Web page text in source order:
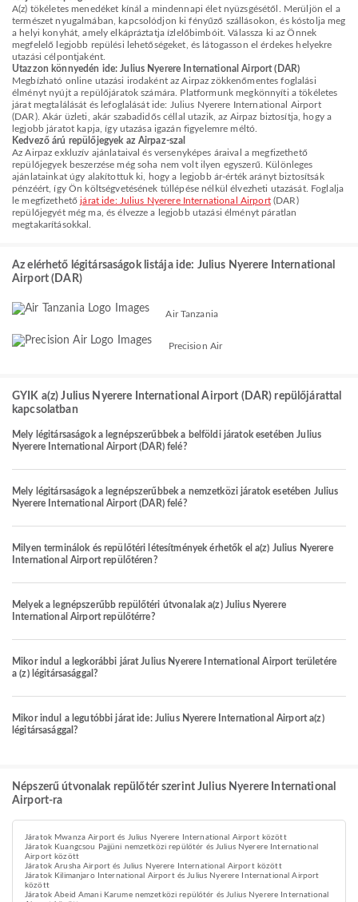
A(z) tökéletes menedéket kínál a mindennapi élet nyüzsgésétől. Merüljön el a
természet nyugalmában, kapcsolódjon ki fényűző szállásokon, és kóstolja meg
a helyi konyhát, amely elkápráztatja ízlelőbimbóit. Válassza ki az Önnek
megfelelő legjobb repülési lehetőségeket, és látogasson el érdekes helyekre
utazási célpontjaként.
Utazzon könnyedén ide: Julius Nyerere International Airport (DAR)
Megbízható online utazási irodaként az Airpaz zökkenőmentes foglalási
élményt nyújt a repülőjáratok számára. Platformunk megkönnyíti a tökéletes
járat megtalálását és lefoglalását ide: Julius Nyerere International Airport
(DAR). Akár üzleti, akár szabadidős céllal utazik, az Airpaz biztosítja, hogy a
legjobb járatot kapja, így utazása igazán figyelemre méltó.
Kedvező árú repülőjegyek az Airpaz-szal
Az Airpaz exkluzív ajánlataival és versenyképes áraival a megfizethető
repülőjegyek beszerzése még soha nem volt ilyen egyszerű. Különleges
ajánlatainkat úgy alakítottuk ki, hogy a legjobb ár-érték arányt biztosítsák
pénzéért, így Ön költségvetésének túllépése nélkül élvezheti utazását. Foglalja
le megfizethetőjárat ide: Julius Nyerere International Airport(DAR)
repülőjegyét még ma, és élvezze a legjobb utazási élményt páratlan
megtakarításokkal.
Az elérhető légitársaságok listája ide: Julius Nyerere International
Airport (DAR)
Air Tanzania
Precision Air
GYIK a(z) Julius Nyerere International Airport (DAR) repülőjárattal
kapcsolatban
Mely légitársaságok a legnépszerűbbek a belföldi járatok esetében Julius
Nyerere International Airport (DAR) felé?
Mely légitársaságok a legnépszerűbbek a nemzetközi járatok esetében Julius
Nyerere International Airport (DAR) felé?
Milyen terminálok és repülőtéri létesítmények érhetők el a(z) Julius Nyerere
International Airport repülőtéren?
Melyek a legnépszerűbb repülőtéri útvonalak a(z) Julius Nyerere
International Airport repülőtérre?
Mikor indul a legkorábbi járat Julius Nyerere International Airport területére
a (z) légitársasággal?
Mikor indul a legutóbbi járat ide: Julius Nyerere International Airport a(z)
légitársasággal?
Népszerű útvonalak repülőtér szerint Julius Nyerere International
Airport-ra
Járatok Mwanza Airport és Julius Nyerere International Airport között
Járatok Kuangcsou Pajjüni nemzetközi repülőtér és Julius Nyerere International
Airport között
Járatok Arusha Airport és Julius Nyerere International Airport között
Járatok Kilimanjaro International Airport és Julius Nyerere International Airport
között
Járatok Abeid Amani Karume nemzetközi repülőtér és Julius Nyerere International